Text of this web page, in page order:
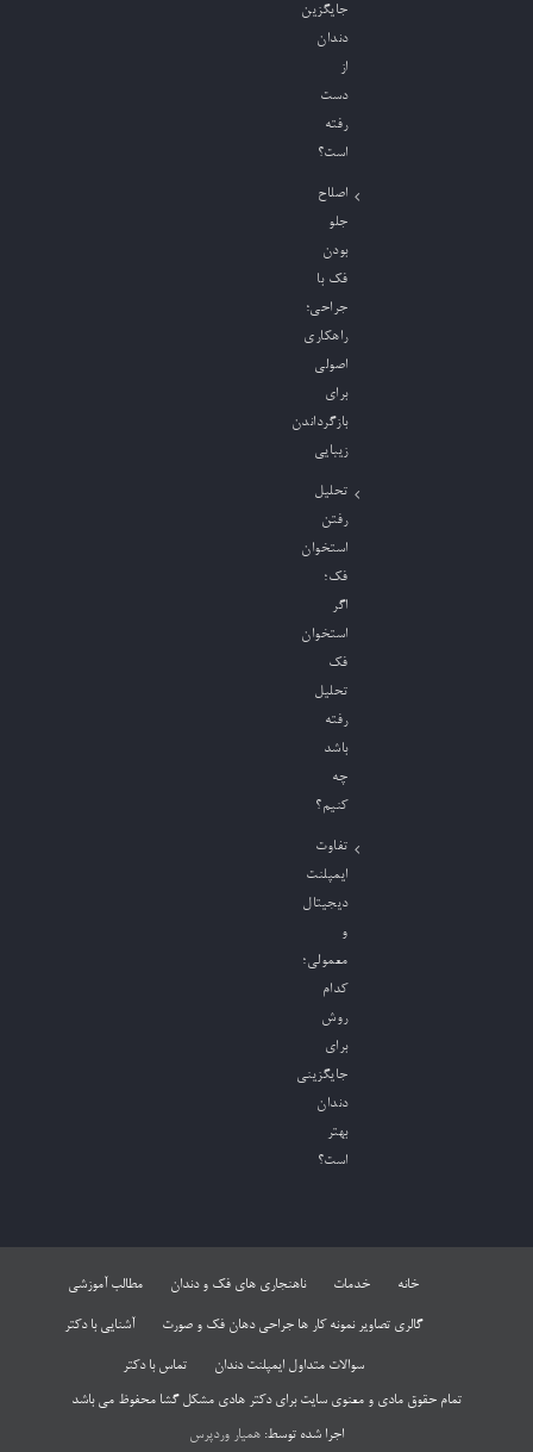
جایگزین
دندان
از
دست
رفته
است؟
اصلاح
جلو
بودن
فک با
جراحی؛
راهکاری
اصولی
برای
بازگرداندن
زیبایی
تحلیل
رفتن
استخوان
فک؛
اگر
استخوان
فک
تحلیل
رفته
باشد
چه
کنیم؟
تفاوت
ایمپلنت
دیجیتال
و
معمولی؛
کدام
روش
برای
جایگزینی
دندان
بهتر
است؟
خانه خدمات ناهنجاری های فک و دندان مطالب آموزشی
گالری تصاویر نمونه کار ها جراحی دهان فک و صورت آشنایی با دکتر
سوالات متداول ایمپلنت دندان تماس با دکتر
تمام حقوق مادی و معنوی سایت برای دکتر هادی مشکل گشا محفوظ می باشد
اجرا شده توسط: همیار وردپرس